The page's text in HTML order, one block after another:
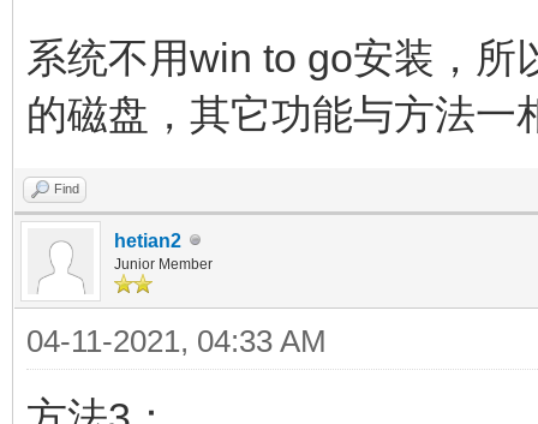
系统不用win to go安装，
的磁盘，其它功能与方法一
Find
hetian2
Junior Member
04-11-2021, 04:33 AM